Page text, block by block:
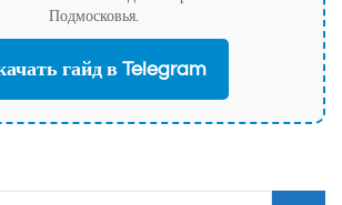
Подмосковья.
гайд в Telegram